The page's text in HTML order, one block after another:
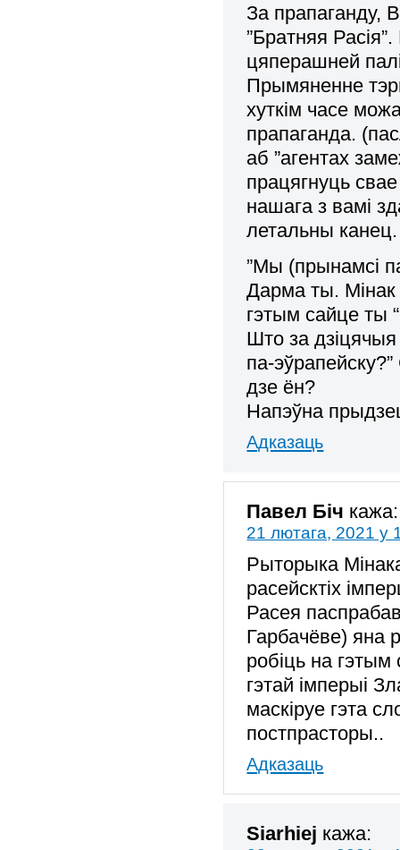
За прапаганду,
”Братняя
цяперашней
Прымяненне
хуткім часе
прапаганда.
аб ”агентах
працягнуць
нашага з вамі
летальны канец.
”Мы (прынамсі
Дарма ты. Мінак
гэтым сайце ты
Што за
па-
дзе ён?
Напэўна
Адказаць
Павел Біч кажа:
21 лютага, 2021 у
Рыторыка
расейсктіх
Расея
Гарбачёве) яна
робіць на
гэтай імперыі
маскіруе гэта
постпрасторы..
Адказаць
Siarhiej кажа: